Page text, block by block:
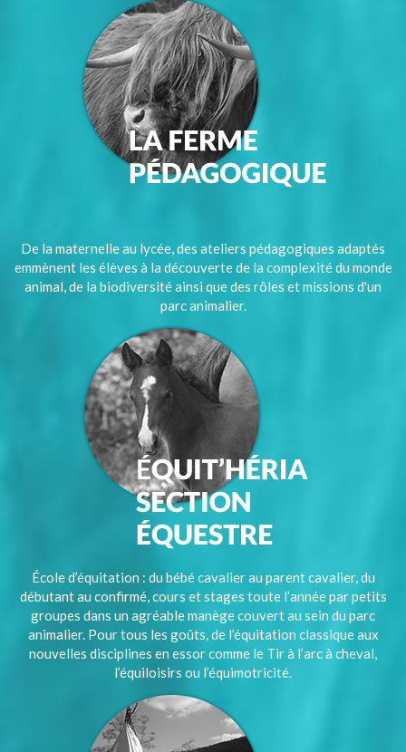
De la maternelle au lycée, des ateliers pédagogiques adaptés
emmènent les élèves à la découverte de la complexité du monde
animal, de la biodiversité ainsi que des rôles et missions d'un
parc animalier.
École d’équitation : du bébé cavalier au parent cavalier, du
débutant au confirmé, cours et stages toute l’année par petits
groupes dans un agréable manège couvert au sein du parc
animalier. Pour tous les goûts, de l’équitation classique aux
nouvelles disciplines en essor comme le Tir à l’arc à cheval,
l’équiloisirs ou l’équimotricité.